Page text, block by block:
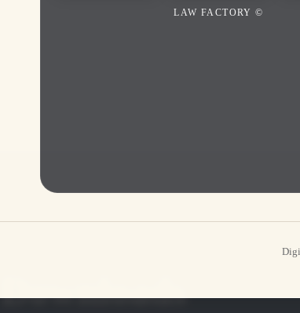
LAW FACTORY ©
Downloads